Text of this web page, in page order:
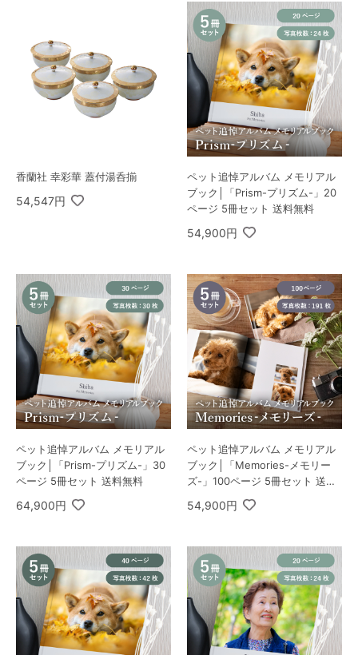
香蘭社 幸彩華 蓋付湯呑揃
54,547円
ペット追悼アルバム メモリアル
ブック│「Prism-プリズム-」20
ページ 5冊セット 送料無料
54,900円
ペット追悼アルバム メモリアル
ブック│「Prism-プリズム-」30
ページ 5冊セット 送料無料
64,900円
ペット追悼アルバム メモリアル
ブック│「Memories-メモリー
ズ-」100ページ 5冊セット 送料
54,900円